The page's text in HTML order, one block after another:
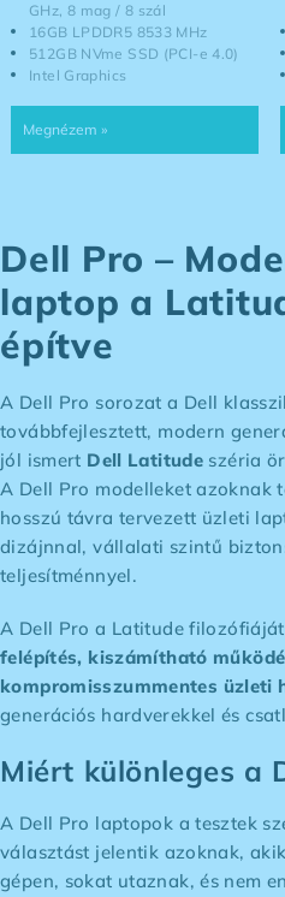
GHz, 8 mag / 8 szál
16GB LPDDR5 8533 MHz
512GB NVme SSD (PCI-e 4.0)
Intel Graphics
Dell Pro –
laptop a
építve
A Dell Pro sorozat a Dell
továbbfejlesztett, modern
jól ismert Dell Latitude széria
A Dell Pro modelleket azoknak
hosszú távra tervezett üzleti
dizájnnal, vállalati szintű
teljesítménnyel.
A Dell Pro a Latitude
felépítés, kiszámítható
kompromisszummentes üzleti
generációs hardverekkel és
Miért különleges a
A Dell Pro laptopok a tesztek
választást jelentik azoknak,
gépen, sokat utaznak, és nem